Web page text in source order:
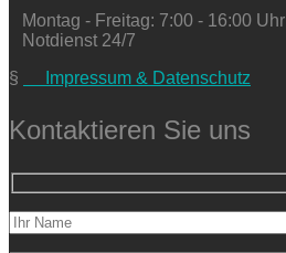
Montag - Freitag: 7:00 - 16:00 Uhr
Notdienst 24/7
§
Impressum & Datenschutz
Kontaktieren Sie uns